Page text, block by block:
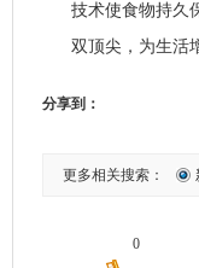
技术使食物持久
双顶尖，为生活
分享到：
更多相关搜索：
0